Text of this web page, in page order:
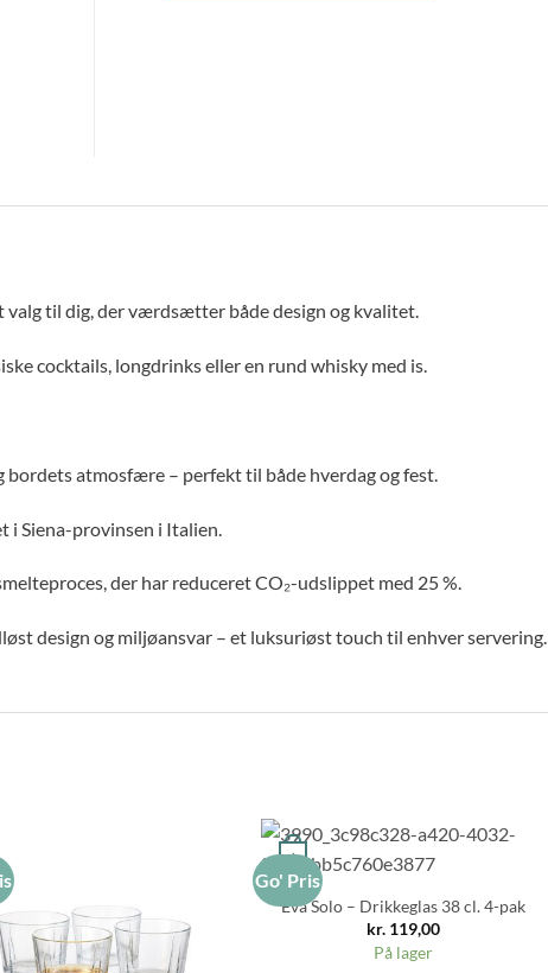
valg til dig, der værdsætter både design og kvalitet.
cocktails, longdrinks eller en rund whisky med is.
atmosfære – perfekt til både hverdag og fest.
i Siena-provinsen i Italien.
der har reduceret CO₂-udslippet med 25 %.
design og miljøansvar – et luksuriøst touch til enhver servering.
Go' Pris
+
Eva Solo – Drikkeglas 38 cl. 4-pak
kr. 119,00
På lager